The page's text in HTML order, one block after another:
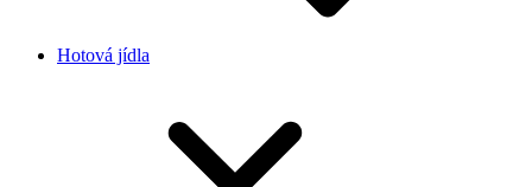
Hotová jídla